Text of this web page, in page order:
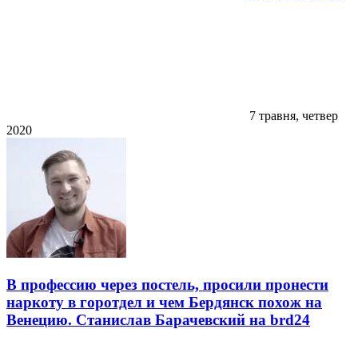
7 травня, четвер
2020
В профессию через постель, просили пронести
наркоту в горотдел и чем Бердянск похож на
Венецию. Станислав Барачевский на brd24